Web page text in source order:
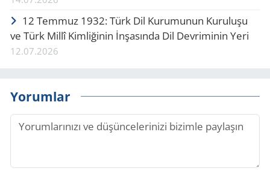
12 Tem­muz 1932: Türk Dil Ku­ru­mu­nun Ku­ru­lu­şu
ve Türk Millî Kim­li­ği­nin İnşa­sın­da Dil Dev­ri­mi­nin Yeri
12.07.2026
Yorumlar